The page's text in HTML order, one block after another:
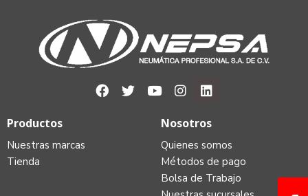
Nosotros
Quienes somos
Métodos de pago
Bolsa de Trabajo
Productos
Nuestras marcas
Tienda